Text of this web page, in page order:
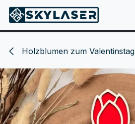
Holzblumen zum Valentinstag